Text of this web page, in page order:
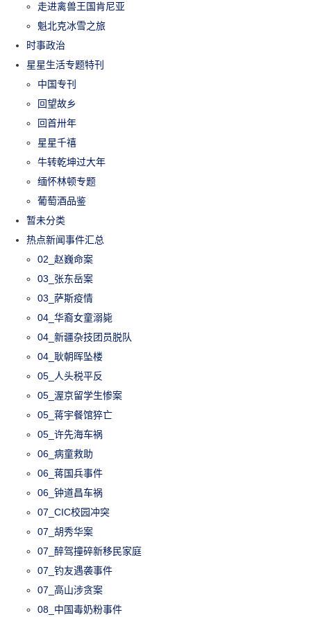
走进禽兽王国肯尼亚
魁北克冰雪之旅
时事政治
星星生活专题特刊
中国专刊
回望故乡
回首卅年
星星千禧
牛转乾坤过大年
缅怀林顿专题
葡萄酒品鉴
暂未分类
热点新闻事件汇总
02_赵巍命案
03_张东岳案
03_萨斯疫情
04_华裔女童溺毙
04_新疆杂技团员脱队
04_耿朝晖坠楼
05_人头税平反
05_渥京留学生惨案
05_蒋宇餐馆猝亡
05_许先海车祸
06_病童救助
06_蒋国兵事件
06_钟道昌车祸
07_CIC校园冲突
07_胡秀华案
07_醉驾撞碎新移民家庭
07_钓友遇袭事件
07_高山涉贪案
08_中国毒奶粉事件